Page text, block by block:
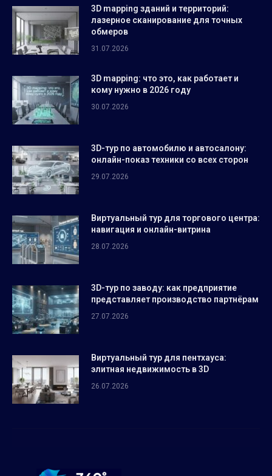
3D mapping зданий и территорий:
лазерное сканирование для точных
обмеров
31.07.2026
3D mapping: что это, как работает и
кому нужно в 2026 году
30.07.2026
3D-тур по автомобилю и автосалону:
онлайн-показ техники со всех сторон
29.07.2026
Виртуальный тур для торгового центра:
навигация и онлайн-витрина
28.07.2026
3D-тур по заводу: как предприятие
представляет производство партнёрам
27.07.2026
Виртуальный тур для пентхауса:
элитная недвижимость в 3D
26.07.2026